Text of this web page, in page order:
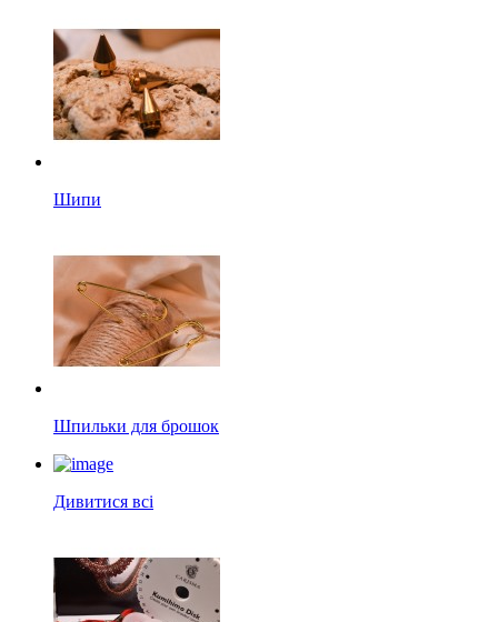
Шипи
Шпильки для брошок
Дивитися всі